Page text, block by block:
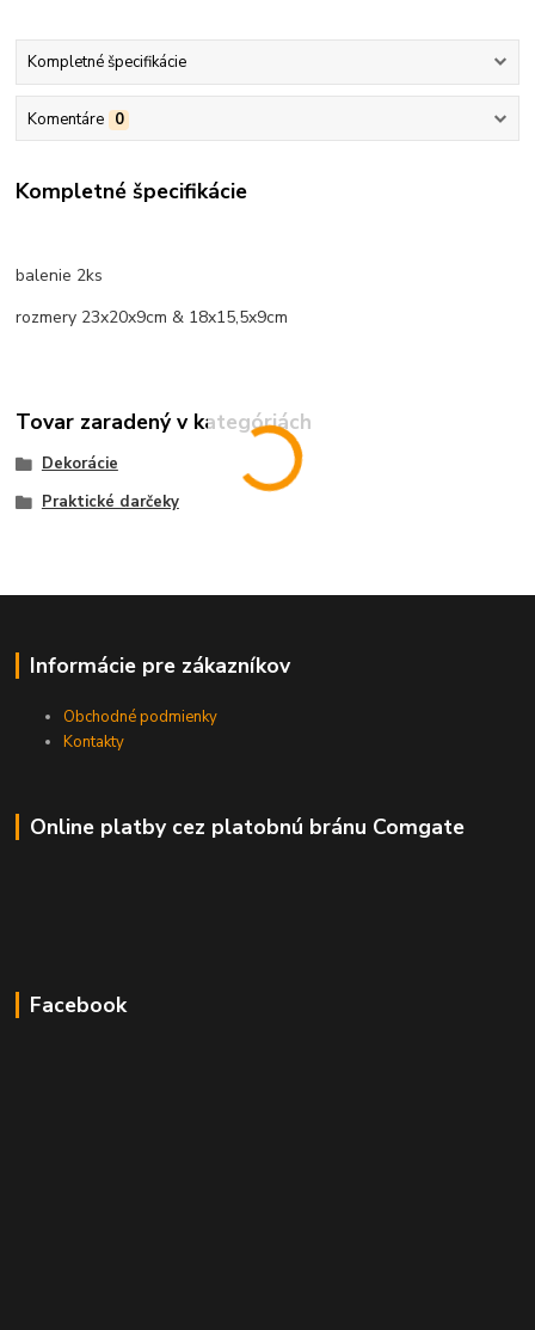
Kompletné špecifikácie
Komentáre 0
Kompletné špecifikácie
balenie 2ks
rozmery 23x20x9cm & 18x15,5x9cm
Tovar zaradený v kategóriách
Dekorácie
Praktické darčeky
Informácie pre zákazníkov
Obchodné podmienky
Kontakty
Online platby cez platobnú bránu Comgate
Facebook